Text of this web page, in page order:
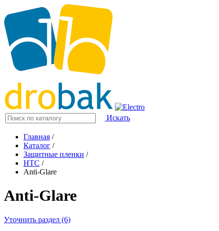
Искать
Главная /
Каталог /
Защитные пленки /
HTC /
Anti-Glare
Anti-Glare
Уточнить раздел (6)